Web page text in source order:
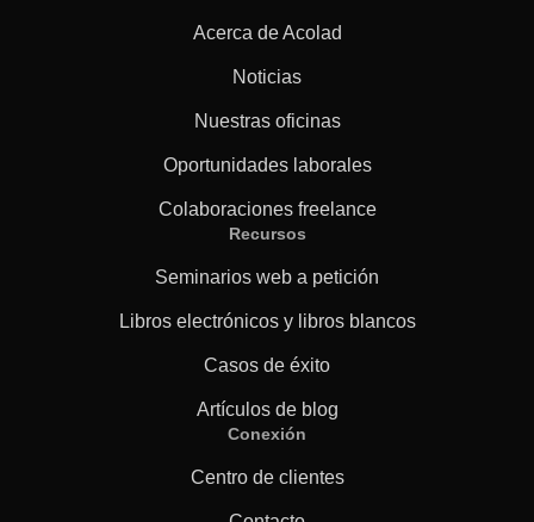
Acerca de Acolad
Noticias
Nuestras oficinas
Oportunidades laborales
Colaboraciones freelance
Recursos
Seminarios web a petición
Libros electrónicos y libros blancos
Casos de éxito
Artículos de blog
Conexión
Centro de clientes